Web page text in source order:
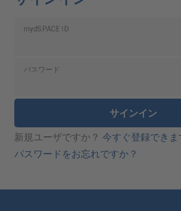
mydSPACE ID
パスワード
サインイン
新規ユーザですか？ 今すぐ登録できま
パスワードをお忘れですか？